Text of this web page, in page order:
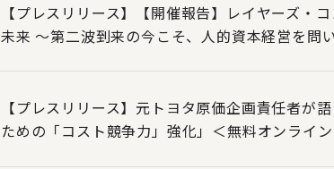
【プレスリリース】【開催報告】レイヤーズ・
未来 ～第二波到来の今こそ、人的資本経営を問
【プレスリリース】元トヨタ原価企画責任者が
ための「コスト競争力」強化」＜無料オンライ